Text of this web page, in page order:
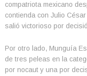
compatriota mexicano
contienda con Julio
salió victorioso por
Por otro lado, Munguía
de tres peleas en la
por nocaut y una por